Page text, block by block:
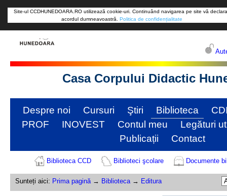
Site-ul CCDHUNEDOARA.RO utilizează cookie-uri. Continuând navigarea pe site vă
acordul dumneavoastră. Politica de confidențialitate
Casa Corpului Didactic
Despre noi Cursuri Ştiri Biblioteca
PROF
INOVEST Contul meu
Legături
Publicații
Contact
Biblioteca CCD Biblioteci şcolare Documente
Sunteți aici: Prima pagină→ Biblioteca→ Editura